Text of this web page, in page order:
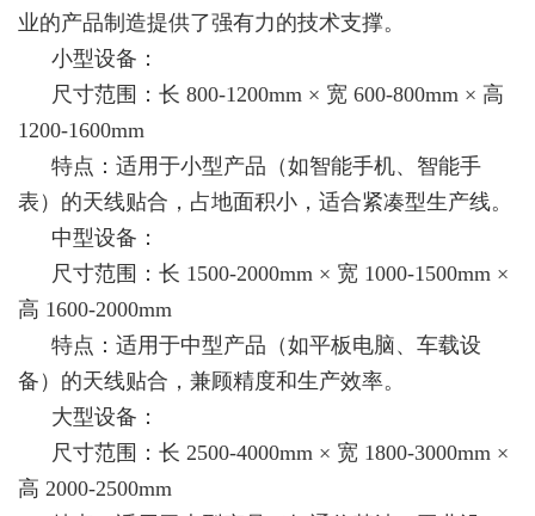
业的产品制造提供了强有力的技术支撑。
小型设备：
尺寸范围：长 800-1200mm × 宽 600-800mm × 高
1200-1600mm
特点：适用于小型产品（如智能手机、智能手
表）的天线贴合，占地面积小，适合紧凑型生产线。
中型设备：
尺寸范围：长 1500-2000mm × 宽 1000-1500mm ×
高 1600-2000mm
特点：适用于中型产品（如平板电脑、车载设
备）的天线贴合，兼顾精度和生产效率。
大型设备：
尺寸范围：长 2500-4000mm × 宽 1800-3000mm ×
高 2000-2500mm